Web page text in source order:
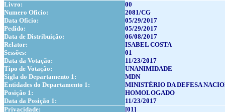
Livro:
00
Numero Oficio:
2081/CG
Data Oficio:
05/29/2017
Pedido:
05/29/2017
Data de Distribuição:
06/08/2017
Relator:
ISABEL COSTA
Sessões:
01
Data da Votação:
11/23/2017
Tipo de Votação:
UNANIMIDADE
Sigla do Departamento 1:
MDN
Entidades do Departamento 1:
MINISTÉRIO DA DEFESA
Posição 1:
HOMOLOGADO
Data da Posição 1:
11/23/2017
Privacidade:
[01]